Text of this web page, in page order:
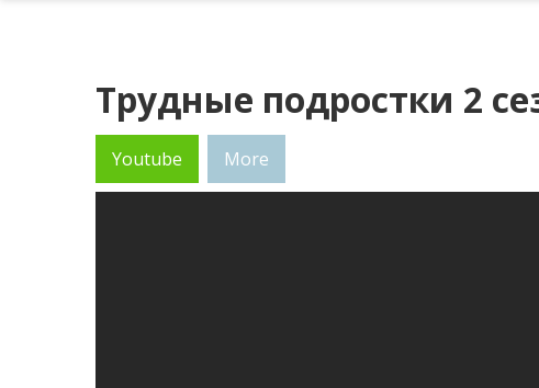
Трудные подростки 2
Youtube More